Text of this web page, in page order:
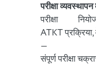
परीक्षा
परीक्षा
ATKT प्रक्रिया,
—
संपूर्ण परीक्षा